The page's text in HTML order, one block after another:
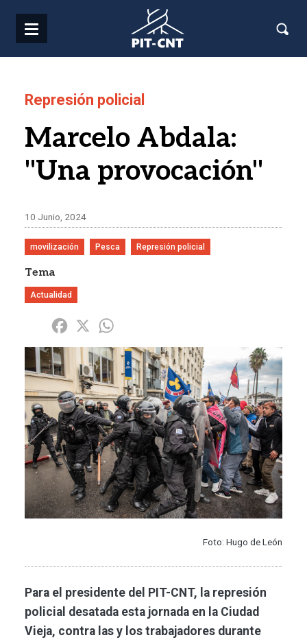
Represión policial
Marcelo Abdala:
"Una provocación"
10 Junio, 2024
movilización Pesca Represión policial
Tema
Actualidad
Share Facebook
X
Imagen
Foto: Hugo de León
Para el presidente del PIT-CNT, la represión
policial desatada esta jornada en la Ciudad
Vieja, contra las y los trabajadores durante